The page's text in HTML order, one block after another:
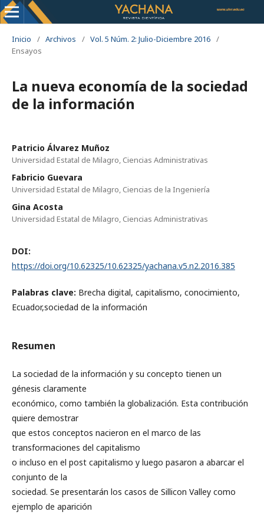
Inicio / Archivos / Vol. 5 Núm. 2: Julio-Diciembre 2016 /
Ensayos
La nueva economía de la sociedad
de la información
Patricio Álvarez Muñoz
Universidad Estatal de Milagro, Ciencias Administrativas
Fabricio Guevara
Universidad Estatal de Milagro, Ciencias de la Ingeniería
Gina Acosta
Universidad Estatal de Milagro, Ciencias Administrativas
DOI:
https://doi.org/10.62325/10.62325/yachana.v5.n2.2016.385
Palabras clave: Brecha digital, capitalismo, conocimiento,
Ecuador,sociedad de la información
Resumen
La sociedad de la información y su concepto tienen un
génesis claramente
económico, como también la globalización. Esta contribución
quiere demostrar
que estos conceptos nacieron en el marco de las
transformaciones del capitalismo
o incluso en el post capitalismo y luego pasaron a abarcar el
conjunto de la
sociedad. Se presentarán los casos de Sillicon Valley como
ejemplo de aparición